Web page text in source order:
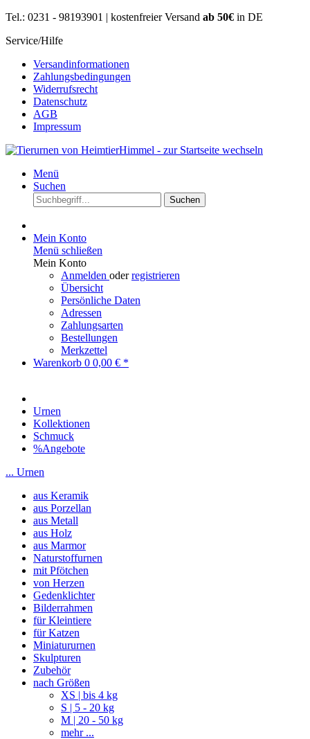
Tel.: 0231 - 98193901 | kostenfreier Versand ab 50€ in DE
Service/Hilfe
Versandinformationen
Zahlungsbedingungen
Widerrufsrecht
Datenschutz
AGB
Impressum
Menü
Suchen
Suchen
Mein Konto
Menü schließen
Mein Konto
Anmelden oderregistrieren
Übersicht
Persönliche Daten
Adressen
Zahlungsarten
Bestellungen
Merkzettel
Warenkorb 0 0,00 € *
Urnen
Kollektionen
Schmuck
%Angebote
... Urnen
aus Keramik
aus Porzellan
aus Metall
aus Holz
aus Marmor
Naturstoffurnen
mit Pfötchen
von Herzen
Gedenklichter
Bilderrahmen
für Kleintiere
für Katzen
Miniatururnen
Skulpturen
Zubehör
nach Größen
XS | bis 4 kg
S | 5 - 20 kg
M | 20 - 50 kg
mehr ...